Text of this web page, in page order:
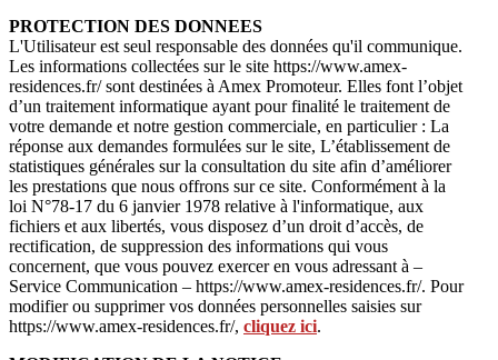
PROTECTION DES DONNEES
L'Utilisateur est seul responsable des données qu'il communique.
Les informations collectées sur le site https://www.amex-
residences.fr/ sont destinées à Amex Promoteur. Elles font l’objet
d’un traitement informatique ayant pour finalité le traitement de
votre demande et notre gestion commerciale, en particulier : La
réponse aux demandes formulées sur le site, L’établissement de
statistiques générales sur la consultation du site afin d’améliorer
les prestations que nous offrons sur ce site. Conformément à la
loi N°78-17 du 6 janvier 1978 relative à l'informatique, aux
fichiers et aux libertés, vous disposez d’un droit d’accès, de
rectification, de suppression des informations qui vous
concernent, que vous pouvez exercer en vous adressant à –
Service Communication – https://www.amex-residences.fr/. Pour
modifier ou supprimer vos données personnelles saisies sur
https://www.amex-residences.fr/, cliquez ici.